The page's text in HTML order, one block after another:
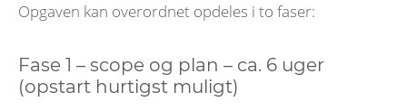
Opgaven kan overordnet opdeles i to faser:
Fase 1 – scope og plan – ca. 6 uger
(opstart hurtigst muligt)